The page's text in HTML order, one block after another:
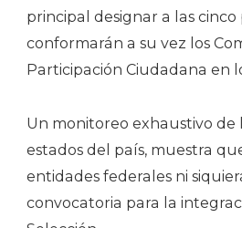
principal designar a las cinco
conformarán a su vez los
Participación Ciudadana en
Un monitoreo exhaustivo de
estados del país, muestra
entidades federales ni
convocatoria para la